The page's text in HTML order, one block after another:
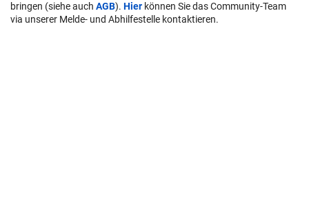
bringen (siehe auch AGB). Hier können Sie das Community-Team
via unserer Melde- und Abhilfestelle kontaktieren.